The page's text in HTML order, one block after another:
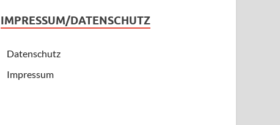
IMPRESSUM/DATENSCHUTZ
Datenschutz
Impressum